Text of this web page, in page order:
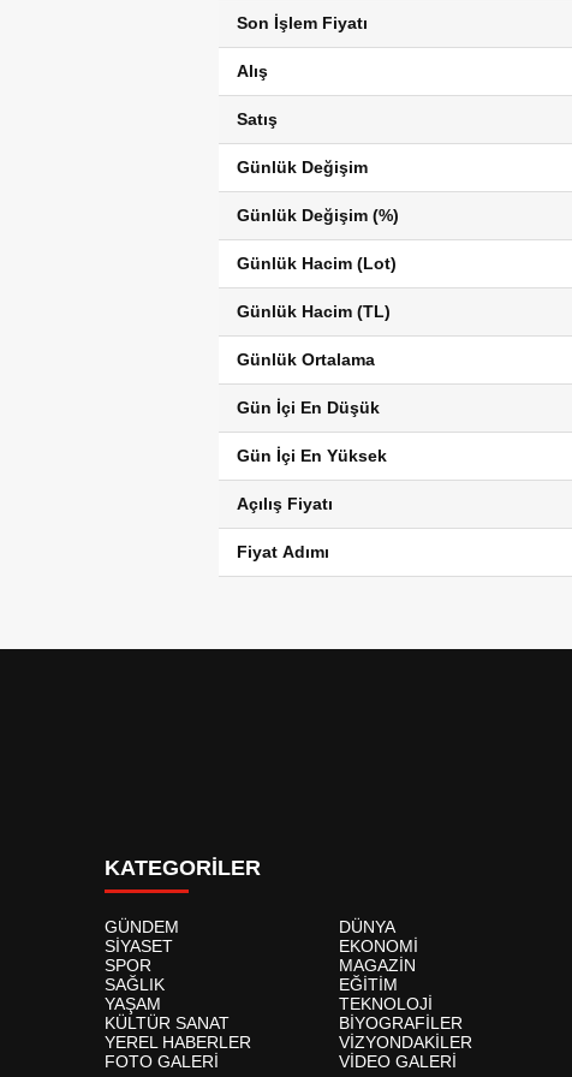
Son İşlem Fiyatı
Alış
Satış
Günlük Değişim
Günlük Değişim (%)
Günlük Hacim (Lot)
Günlük Hacim (TL)
Günlük Ortalama
Gün İçi En Düşük
Gün İçi En Yüksek
Açılış Fiyatı
Fiyat Adımı
KATEGORİLER
GÜNDEM
DÜNYA
SİYASET
EKONOMİ
SPOR
MAGAZİN
SAĞLIK
EĞİTİM
YAŞAM
TEKNOLOJİ
KÜLTÜR SANAT
BİYOGRAFİLER
YEREL HABERLER
VİZYONDAKİLER
FOTO GALERİ
VİDEO GALERİ